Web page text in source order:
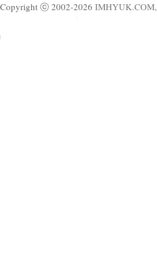
Copyright ⓒ 2002-2026 IMHYUK.COM,